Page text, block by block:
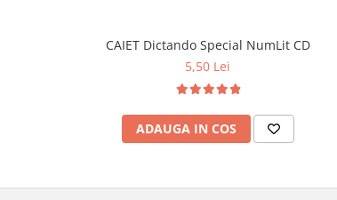
CAIET Dictando Special NumLit CD
5,50 Lei
ADAUGA IN COS